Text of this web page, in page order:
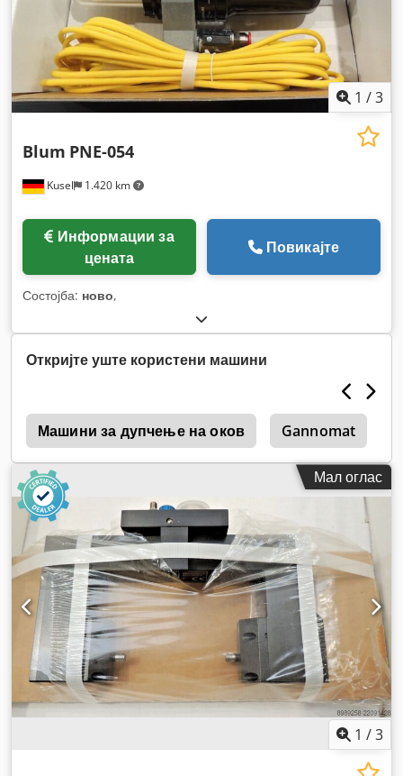
1 /3
Kusel 1.420 km
Blum PNE-054
цената
Повикајте
Состојба: ново,
Откријте уште користени машини
Машини за дупчење на оков Gannomat
Мал оглас
1 /3